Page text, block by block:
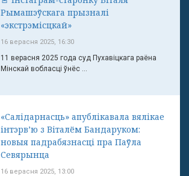
Рымашэўскага прызналі
«экстрэмісцкай»
16 верасня 2025, 16:30
11 верасня 2025 года суд Пухавіцкага раёна
Мінскай вобласці ўнёс ...
«Салідарнасць» апублікавала вялікае
інтэрв’ю з Віталём Бандаруком:
новыя падрабязнасці пра Паўла
Севярынца
16 верасня 2025, 13:00